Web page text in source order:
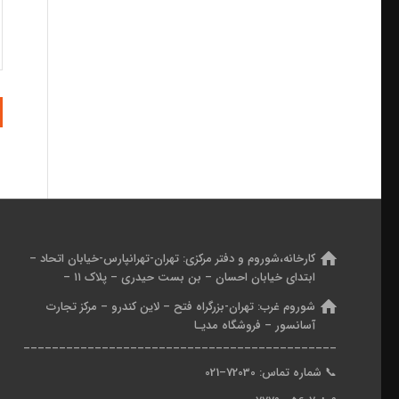
کارخانه،شوروم و دفتر مرکزی:تهران-تهرانپارس-خیابان اتحاد –
ابتدای خیابان احسان – بن بست حیدری – پلاک ۱۱ –
شوروم غرب:تهران-بزرگراه فتح – لاین کندرو – مرکز تجارت
آسانسور – فروشگاه مدیـا
____________________________________________
📞 شماره تماس: 7 2030
–
021